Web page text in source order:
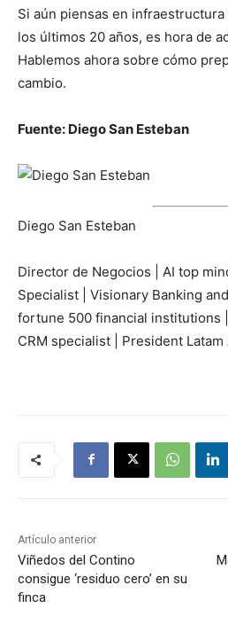
Si aún piensas en
los últimos 20 años, es hora de
Hablemos ahora sobre cómo
cambio.
Fuente: Diego San Esteban
Diego San Esteban
Director de Negocios | AI top
Specialist | Visionary Banking
fortune 500 financial institutions
CRM specialist | President Latam
Artículo anterior
Viñedos del Contino
consigue ‘residuo cero’ en su
finca